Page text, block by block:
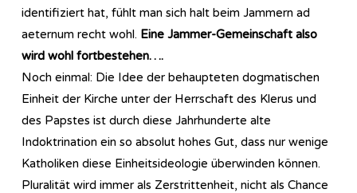
identifiziert hat, fühlt man sich halt beim Jammern ad
aeternum recht wohl. Eine Jammer-Gemeinschaft also
wird wohl fortbestehen….
Noch einmal: Die Idee der behaupteten dogmatischen
Einheit der Kirche unter der Herrschaft des Klerus und
des Papstes ist durch diese Jahrhunderte alte
Indoktrination ein so absolut hohes Gut, dass nur wenige
Katholiken diese Einheitsideologie überwinden können.
Pluralität wird immer als Zerstrittenheit, nicht als Chance